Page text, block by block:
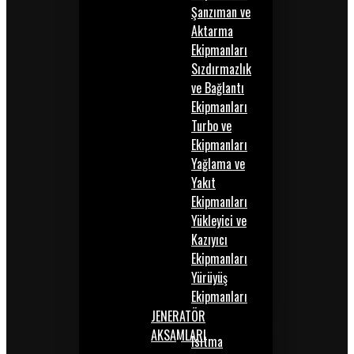
Şanzıman ve
Aktarma
Ekipmanları
Sızdırmazlık
ve Bağlantı
Ekipmanları
Turbo ve
Ekipmanları
Yağlama ve
Yakıt
Ekipmanları
Yükleyici ve
Kazıyıcı
Ekipmanları
Yürüyüş
Ekipmanları
JENERATÖR
AKSAMLARIIsıtma